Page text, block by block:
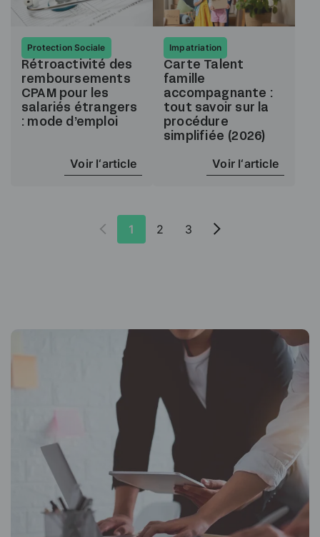
Protection Sociale
Rétroactivité des
remboursements
CPAM pour les
salariés étrangers
: mode d’emploi
Voir l‘article
Impatriation
Carte Talent
famille
accompagnante :
tout savoir sur la
procédure
simplifiée (2026)
Voir l‘article
1 2 3